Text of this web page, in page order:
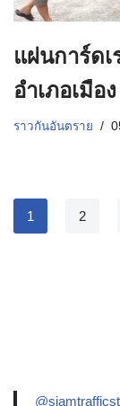
แผ่นการ์ด
อำเภอเมือ
ราวกันอันตราย
1 2